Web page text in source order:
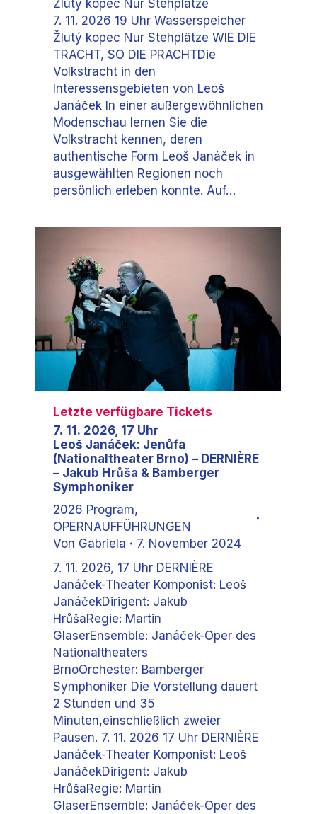
Žlutý kopec Nur Stehplätze
7. 11. 2026 19 Uhr Wasserspeicher
Žlutý kopec Nur Stehplätze WIE DIE
TRACHT, SO DIE PRACHTDie
Volkstracht in den
Interessensgebieten von Leoš
Janáček In einer außergewöhnlichen
Modenschau lernen Sie die
Volkstracht kennen, deren
authentische Form Leoš Janáček in
ausgewählten Regionen noch
persönlich erleben konnte. Auf…
Letzte verfügbare Tickets
7. 11. 2026, 17 Uhr
Leoš Janáček: Jenůfa
(Nationaltheater Brno) – DERNIÈRE
– Jakub Hrůša & Bamberger
Symphoniker
2026 Program,
OPERNAUFFÜHRUNGEN
Von Gabriela
7. November 2024
7. 11. 2026, 17 Uhr DERNIÈRE
Janáček-Theater Komponist: Leoš
JanáčekDirigent: Jakub
HrůšaRegie: Martin
GlaserEnsemble: Janáček-Oper des
Nationaltheaters
BrnoOrchester: Bamberger
Symphoniker Die Vorstellung dauert
2 Stunden und 35
Minuten,einschließlich zweier
Pausen. 7. 11. 2026 17 Uhr DERNIÈRE
Janáček-Theater Komponist: Leoš
JanáčekDirigent: Jakub
HrůšaRegie: Martin
GlaserEnsemble: Janáček-Oper des